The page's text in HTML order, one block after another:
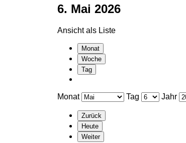
6. Mai 2026
Ansicht als Liste
Monat
Woche
Tag
Monat Tag Jahr
Zurück
Heute
Weiter